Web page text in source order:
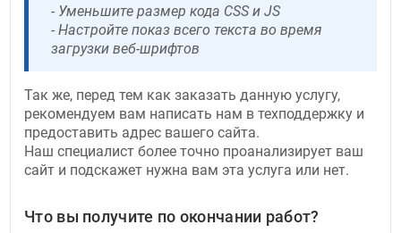
- Уменьшите размер кода CSS и JS
- Настройте показ всего текста во время
загрузки веб-шрифтов
Так же, перед тем как заказать данную услугу,
рекомендуем вам написать нам в техподдержку и
предоставить адрес вашего сайта.
Наш специалист более точно проанализирует ваш
сайт и подскажет нужна вам эта услуга или нет.
Что вы получите по окончании работ?